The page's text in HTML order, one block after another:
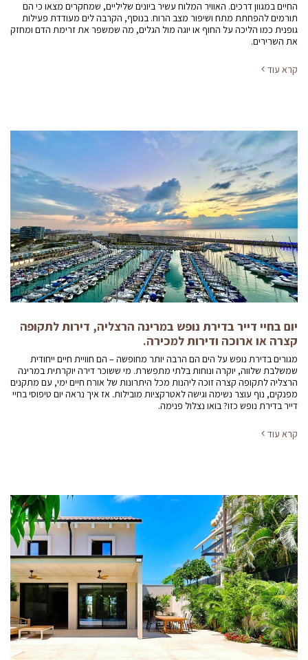
החיים במגוון דרכים. האוויר המלוח עשיר ביונים שליליים, שמחקרים מצאו כי הם
תורמים להפחתת מתח ושיפור מצב הרוח. בנוסף, הקרבה לים מעודדת פעילות
גופנית כמו הליכה על החוף או יוגה מול הגלים, מה שמשפר את זרימת הדם ומחזק
את השרירים.
קרא עוד
יום בחיי דייר בדירת נופש במרינה הרצליה, דירות לתקופה
קצרה או ארוכה ודירות למכירה.
מגורים בדירת נופש על הים הם הרבה יותר מחופשה – הם חוויית חיים ייחודית
שמשלבת שלווה, יוקרה ונוחות בלתי מתפשרת. מי ששוכר דירה יוקרתית במרינה
הרצליה לתקופה קצרה זוכה ליהנות מכל היתרונות של אורח חיים ימי, עם מתקנים
מפנקים, נוף עוצר נשימה וגישה לאטרקציות מובילות. אז איך נראה יום טיפוסי בחיי
דייר בדירת נופש כזו? בואו נצלול פנימה.
קרא עוד